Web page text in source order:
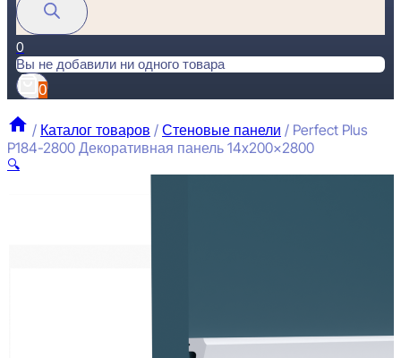
0
Вы не добавили ни одного товара
0
/ Каталог товаров / Стеновые панели / Perfect Plus
P184-2800 Декоративная панель 14x200x2800
🔍